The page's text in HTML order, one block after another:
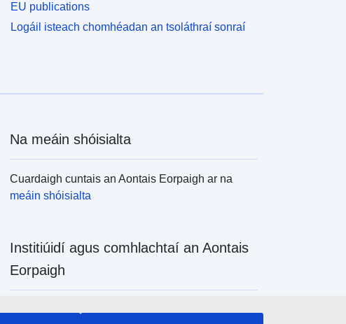
EU publications
Logáil isteach chomhéadan an tsoláthraí sonraí
Na meáin shóisialta
Cuardaigh cuntais an Aontais Eorpaigh ar na
meáin shóisialta
Institiúidí agus comhlachtaí an Aontais
Eorpaigh